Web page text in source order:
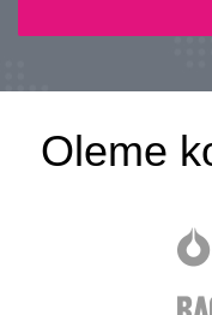
Oleme